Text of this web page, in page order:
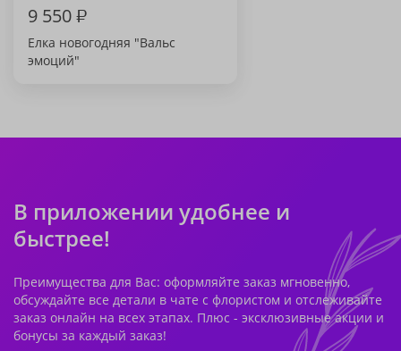
9 550₽
Елка новогодняя "Вальс
эмоций"
В приложении удобнее и
быстрее!
Преимущества для Вас: оформляйте заказ мгновенно,
обсуждайте все детали в чате с флористом и отслеживайте
заказ онлайн на всех этапах. Плюс - эксклюзивные акции и
бонусы за каждый заказ!